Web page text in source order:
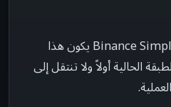
في متى تشترك في Binance Simple Earn يكون هذا
الحالية أولاً ولا تنتقل إلى